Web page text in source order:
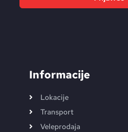
Informacije
Lokacije
Transport
Veleprodaja